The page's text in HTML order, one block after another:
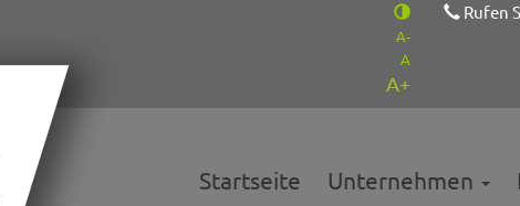
A-
A
A+
Rufen
Startseite Unternehmen